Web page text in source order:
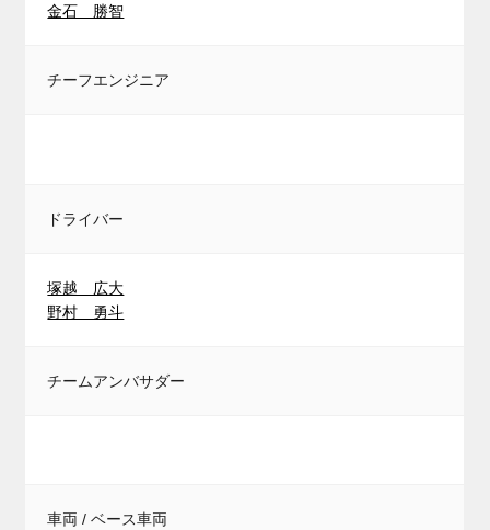
金石 勝智
チーフエンジニア
ドライバー
塚越 広大
野村 勇斗
チームアンバサダー
車両 / ベース車両